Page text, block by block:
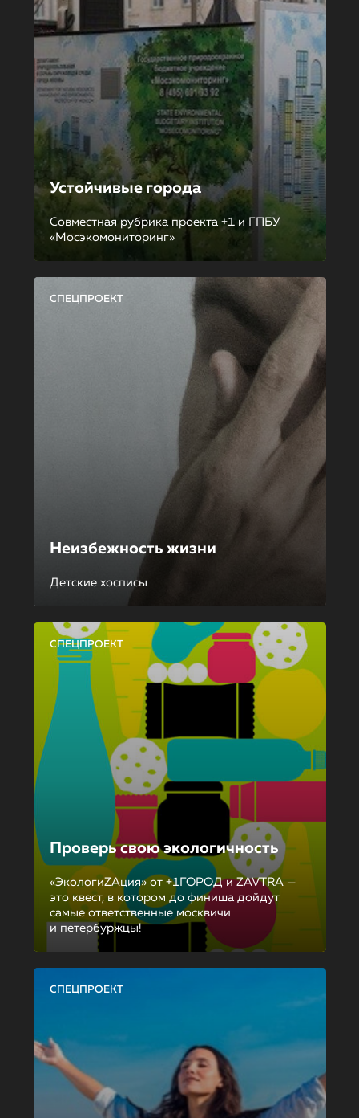
Устойчивые города
Совместная рубрика проекта +1 и ГПБУ
«Мосэкомониторинг»
СПЕЦПРОЕКТ
Неизбежность жизни
Детские хосписы
СПЕЦПРОЕКТ
Проверь свою экологичность
«ЭкологиZAция» от +1ГОРОД и ZAVTRA —
это квест, в котором до финиша дойдут
самые ответственные москвичи
и петербуржцы!
СПЕЦПРОЕКТ